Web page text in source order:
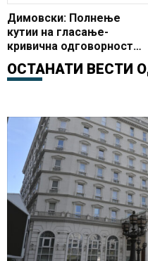
Димовски: Полнење
кутии на гласање-
кривична одговорност
ОСТАНАТИ ВЕСТИ